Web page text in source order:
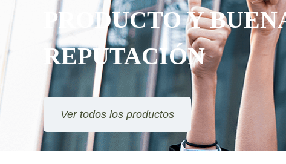
PRODUCTO Y BUENA
REPUTACIÓN
Ver todos los productos